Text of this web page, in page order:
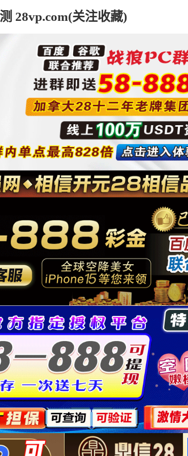
28vp.com(关注收藏)